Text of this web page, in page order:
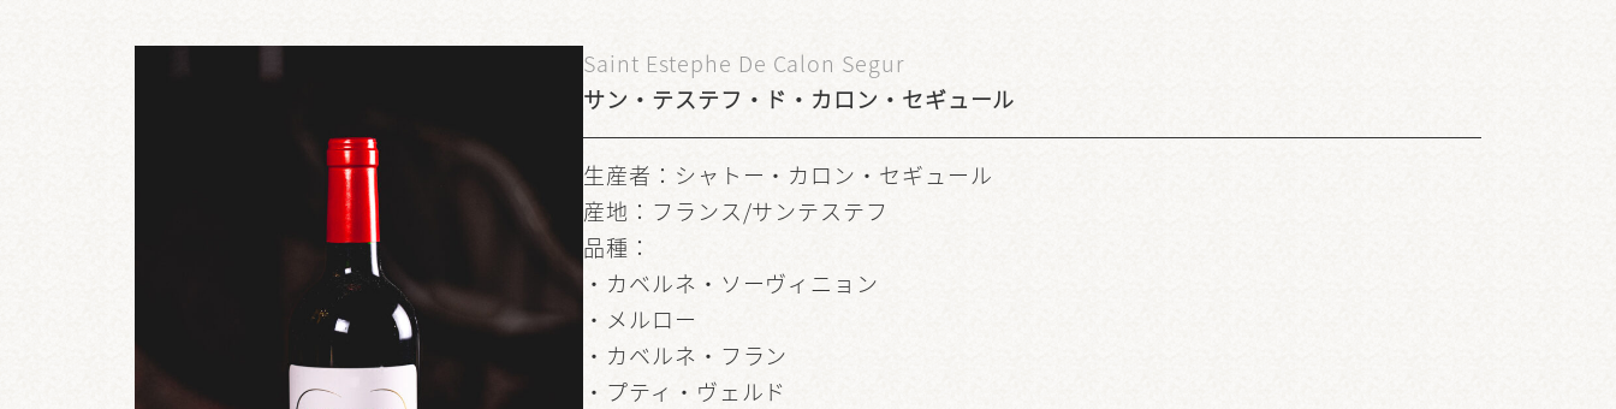
Saint Estephe De Calon Segur
サン・テステフ・ド・カロン・セギュール
生産者：シャトー・カロン・セギュール
産地：フランス/サンテステフ
品種：
・カベルネ・ソーヴィニョン
・メルロー
・カベルネ・フラン
・プティ・ヴェルド